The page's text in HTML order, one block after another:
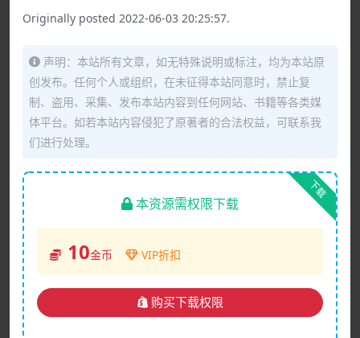
Originally posted 2022-06-03 20:25:57.
声明：本站所有文章，如无特殊说明或标注，均为本站原
创发布。任何个人或组织，在未征得本站同意时，禁止复
制、盗用、采集、发布本站内容到任何网站、书籍等各类媒
体平台。如若本站内容侵犯了原著者的合法权益，可联系我
们进行处理。
下载
本资源需权限下载
10金币 VIP折扣
购买下载权限